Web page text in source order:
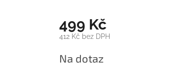
499 Kč
412 Kč bez DPH
cena:
Na dotaz